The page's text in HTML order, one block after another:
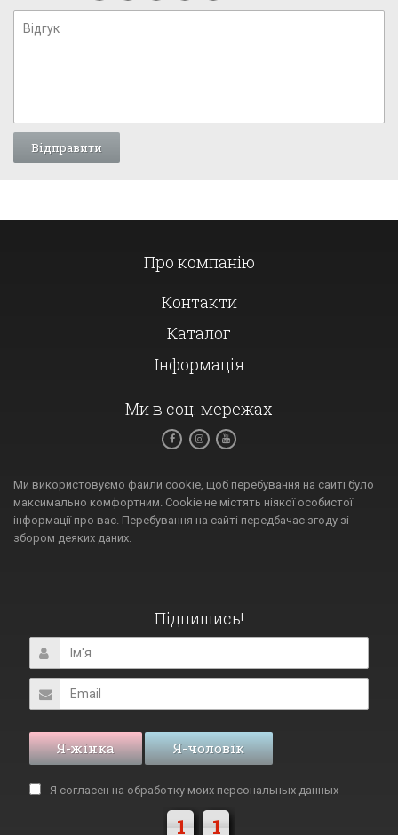
Про компанію
Контакти
Каталог
Інформація
Ми в соц. мережах
Ми використовуємо файли cookie, щоб перебування на сайті було
максимально комфортним. Cookie не містять ніякої особистої
інформації про вас. Перебування на сайті передбачає згоду зі
збором деяких даних.
Підпишись!
Я-жінка Я-чоловік
Я согласен на обработку моих персональных данных
1 1